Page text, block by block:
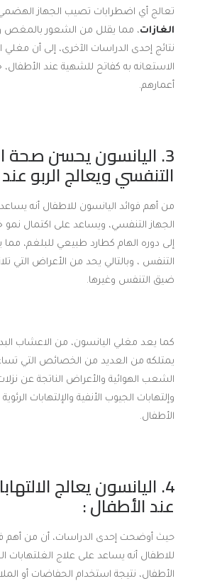
تعالج أي اضطرابات تصيب الجهاز
الغازات، مما يقلل من الشعور بالمغص
نتائج إحدى الدراسات الآخرى، إلى أن مغلي
الاستعانه به كفاتح للشهية عند الأطفال،
أعمارهم.
3. اليانسون يحسن صحة
التنفسي ويعالج الربو
من أهم فوائد اليانسون للاطفال أنه
الجهاز التنفسي، ويساعد على اكتمال نمو
إلى دوره الهام كطارد طبيعي للبلغم،
التنفس ، وبالتالي يحد من الأعراض التي
ضيق التنفس وغيرها.
كما يعد مغلي اليانسون، من الاعشاب
يمتلكه من العديد من الخصائص التي
الشعب الهوائية والأعراض الناتجة عن
وإلتهابات الجيوب الأنفية والإلتهابات
الأطفال.
4. اليانسون يعالج
عند الأطفال :
حيث أوضحت إحدى الدراسات، أن من أهم
للاطفال أنه يساعد على علاج الغلتهابات
الأطفال، نتيجة استخدام الحفاضات أو